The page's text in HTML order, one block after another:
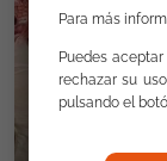
Para más
Puedes
rechazar su
pulsando el